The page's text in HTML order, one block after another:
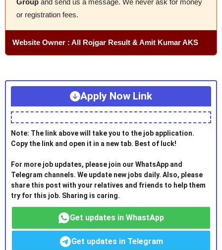
Group and send us a message. We never ask for money
or registration fees.
Website Owner : All Rojgar Result & Amit Kumar AKS
Apply Now Link
Note: The link above will take you to the job application.
Copy the link and open it in a new tab. Best of luck!
For more job updates, please join our WhatsApp and
Telegram channels. We update new jobs daily. Also, please
share this post with your relatives and friends to help them
try for this job. Sharing is caring.
Get updates in WhastApp
Get updates in Telegram